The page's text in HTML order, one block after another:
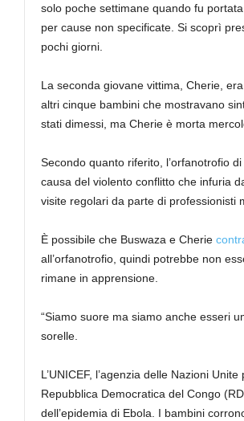
solo poche settimane quando fu
per cause non specificate. Si scoprì
pochi giorni.
La seconda giovane vittima, Cherie,
altri cinque bambini che mostravano
stati dimessi, ma Cherie è morta
Secondo quanto riferito, l’orfanotrofio
causa del violento conflitto che infuria
visite regolari da parte di professionisti
È possibile che Buswaza e Cherie
all’orfanotrofio, quindi potrebbe non
rimane in apprensione.
“Siamo suore ma siamo anche esseri
sorelle.
L’UNICEF, l’agenzia delle Nazioni Unite
Repubblica Democratica del Congo
dell’epidemia di Ebola. I bambini